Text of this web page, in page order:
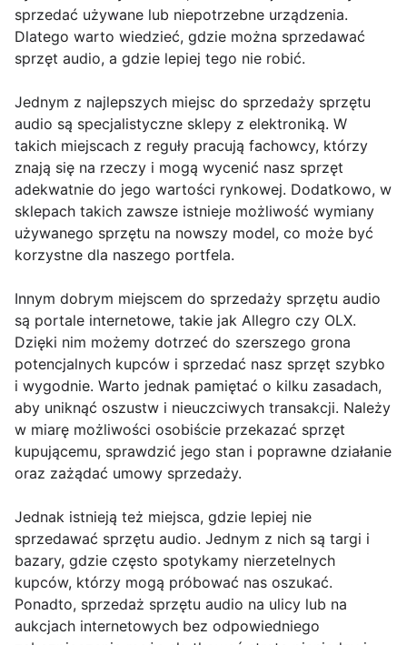
sprzedać używane lub niepotrzebne urządzenia.
Dlatego warto wiedzieć, gdzie można sprzedawać
sprzęt audio, a gdzie lepiej tego nie robić.
Jednym z najlepszych miejsc do sprzedaży sprzętu
audio są specjalistyczne sklepy z elektroniką. W
takich miejscach z reguły pracują fachowcy, którzy
znają się na rzeczy i mogą wycenić nasz sprzęt
adekwatnie do jego wartości rynkowej. Dodatkowo, w
sklepach takich zawsze istnieje możliwość wymiany
używanego sprzętu na nowszy model, co może być
korzystne dla naszego portfela.
Innym dobrym miejscem do sprzedaży sprzętu audio
są portale internetowe, takie jak Allegro czy OLX.
Dzięki nim możemy dotrzeć do szerszego grona
potencjalnych kupców i sprzedać nasz sprzęt szybko
i wygodnie. Warto jednak pamiętać o kilku zasadach,
aby uniknąć oszustw i nieuczciwych transakcji. Należy
w miarę możliwości osobiście przekazać sprzęt
kupującemu, sprawdzić jego stan i poprawne działanie
oraz zażądać umowy sprzedaży.
Jednak istnieją też miejsca, gdzie lepiej nie
sprzedawać sprzętu audio. Jednym z nich są targi i
bazary, gdzie często spotykamy nierzetelnych
kupców, którzy mogą próbować nas oszukać.
Ponadto, sprzedaż sprzętu audio na ulicy lub na
aukcjach internetowych bez odpowiedniego